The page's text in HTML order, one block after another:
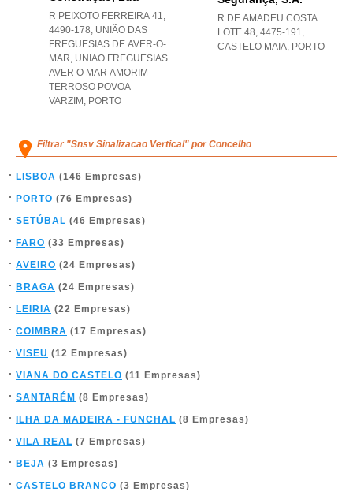
R PEIXOTO FERREIRA 41,
4490-178, UNIÃO DAS
FREGUESIAS DE AVER-O-
MAR, UNIAO FREGUESIAS
AVER O MAR AMORIM
TERROSO POVOA
VARZIM , PORTO
R DE AMADEU COSTA
LOTE 48, 4475-191,
CASTELO MAIA, PORTO
Filtrar "Snsv Sinalizacao Vertical" por Concelho
LISBOA (146 Empresas)
PORTO (76 Empresas)
SETÚBAL (46 Empresas)
FARO (33 Empresas)
AVEIRO (24 Empresas)
BRAGA (24 Empresas)
LEIRIA (22 Empresas)
COIMBRA (17 Empresas)
VISEU (12 Empresas)
VIANA DO CASTELO (11 Empresas)
SANTARÉM (8 Empresas)
ILHA DA MADEIRA - FUNCHAL (8 Empresas)
VILA REAL (7 Empresas)
BEJA (3 Empresas)
CASTELO BRANCO (3 Empresas)